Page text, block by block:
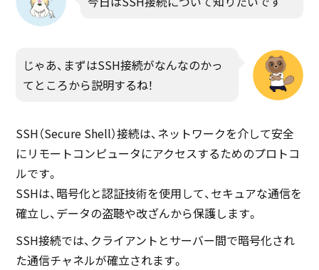
じゃあ、まずはSSH接続がなんなのかっ
てところから説明するね！
SSH（Secure Shell）接続は、ネットワークを介して安全
にリモートコンピュータにアクセスするためのプロトコ
ルです。
SSHは、暗号化と認証技術を使用して、セキュアな通信を
確立し、データの盗聴や改ざんから保護します。
SSH接続では、クライアントとサーバー間で暗号化され
た通信チャネルが確立されます。